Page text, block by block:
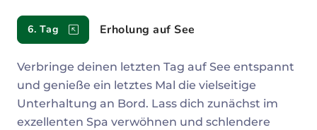
6. Tag Erholung auf See
Verbringe deinen letzten Tag auf See entspannt
und genieße ein letztes Mal die vielseitige
Unterhaltung an Bord. Lass dich zunächst im
exzellenten Spa verwöhnen und schlendere